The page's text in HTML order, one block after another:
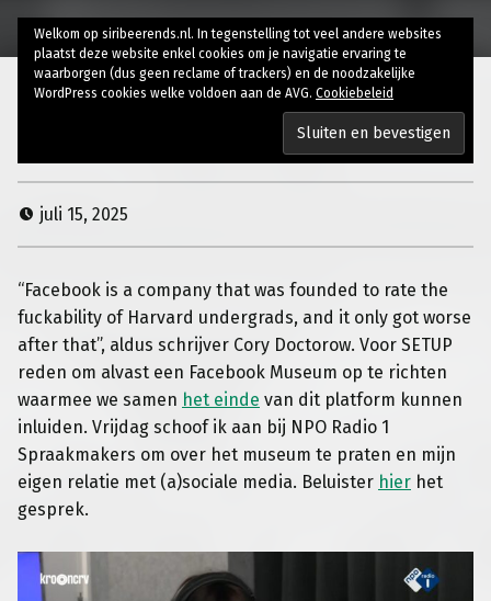
Facebook Museum
juli 15, 2025
“Facebook is a company that was founded to rate the
fuckability of Harvard undergrads, and it only got worse
after that”, aldus schrijver Cory Doctorow. Voor SETUP
reden om alvast een Facebook Museum op te richten
waarmee we samen het einde van dit platform kunnen
inluiden. Vrijdag schoof ik aan bij NPO Radio 1
Spraakmakers om over het museum te praten en mijn
eigen relatie met (a)sociale media. Beluister hier het
gesprek.
Welkom op siribeerends.nl. In tegenstelling tot veel andere websites
plaatst deze website enkel cookies om je navigatie ervaring te
waarborgen (dus geen reclame of trackers) en de noodzakelijke
WordPress cookies welke voldoen aan de AVG. Cookiebeleid